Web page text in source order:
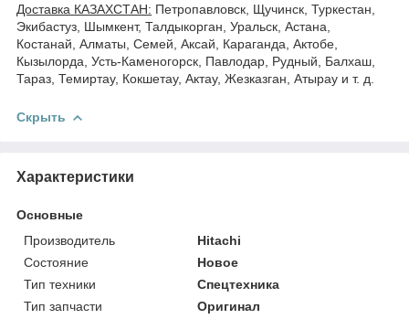
Доставка КАЗАХСТАН: Петропавловск, Щучинск, Туркестан,
Экибастуз, Шымкент, Талдыкорган, Уральск, Астана,
Костанай, Алматы, Семей, Аксай, Караганда, Актобе,
Кызылорда, Усть-Каменогорск, Павлодар, Рудный, Балхаш,
Тараз, Темиртау, Кокшетау, Актау, Жезказган, Атырау и т. д.
Скрыть
Характеристики
Основные
Производитель
Hitachi
Состояние
Новое
Тип техники
Спецтехника
Тип запчасти
Оригинал